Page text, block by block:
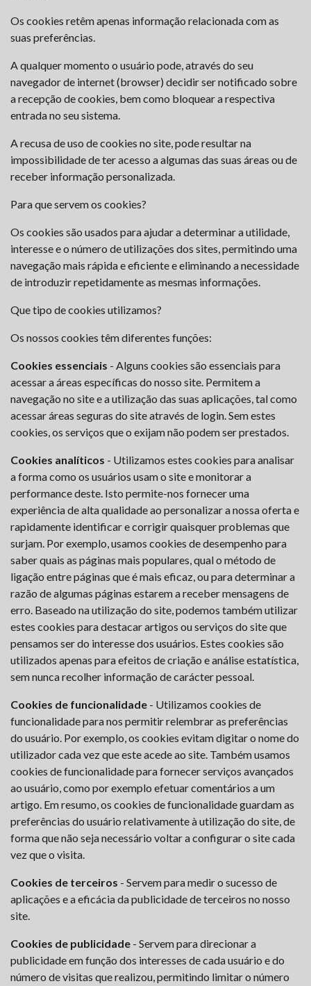
Os cookies retêm apenas informação relacionada com as
suas preferências.
A qualquer momento o usuário pode, através do seu
navegador de internet (browser) decidir ser notificado sobre
a recepção de cookies, bem como bloquear a respectiva
entrada no seu sistema.
A recusa de uso de cookies no site, pode resultar na
impossibilidade de ter acesso a algumas das suas áreas ou de
receber informação personalizada.
Para que servem os cookies?
Os cookies são usados para ajudar a determinar a utilidade,
interesse e o número de utilizações dos sites, permitindo uma
navegação mais rápida e eficiente e eliminando a necessidade
de introduzir repetidamente as mesmas informações.
Que tipo de cookies utilizamos?
Os nossos cookies têm diferentes funções:
Cookies essenciais - Alguns cookies são essenciais para
acessar a áreas específicas do nosso site. Permitem a
navegação no site e a utilização das suas aplicações, tal como
acessar áreas seguras do site através de login. Sem estes
cookies, os serviços que o exijam não podem ser prestados.
Cookies analíticos - Utilizamos estes cookies para analisar
a forma como os usuários usam o site e monitorar a
performance deste. Isto permite-nos fornecer uma
experiência de alta qualidade ao personalizar a nossa oferta e
rapidamente identificar e corrigir quaisquer problemas que
surjam. Por exemplo, usamos cookies de desempenho para
saber quais as páginas mais populares, qual o método de
ligação entre páginas que é mais eficaz, ou para determinar a
razão de algumas páginas estarem a receber mensagens de
erro. Baseado na utilização do site, podemos também utilizar
estes cookies para destacar artigos ou serviços do site que
pensamos ser do interesse dos usuários. Estes cookies são
utilizados apenas para efeitos de criação e análise estatística,
sem nunca recolher informação de carácter pessoal.
Cookies de funcionalidade - Utilizamos cookies de
funcionalidade para nos permitir relembrar as preferências
do usuário. Por exemplo, os cookies evitam digitar o nome do
utilizador cada vez que este acede ao site. Também usamos
cookies de funcionalidade para fornecer serviços avançados
ao usuário, como por exemplo efetuar comentários a um
artigo. Em resumo, os cookies de funcionalidade guardam as
preferências do usuário relativamente à utilização do site, de
forma que não seja necessário voltar a configurar o site cada
vez que o visita.
Cookies de terceiros - Servem para medir o sucesso de
aplicações e a eficácia da publicidade de terceiros no nosso
site.
Cookies de publicidade - Servem para direcionar a
publicidade em função dos interesses de cada usuário e do
número de visitas que realizou, permitindo limitar o número